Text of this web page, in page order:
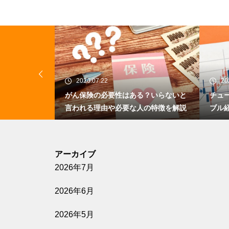
2026.07.22
がん保険の必要性はある？いらないと
言われる理由や必要な人の特徴を解説
チュ
ブル
アーカイブ
2026年7月
2026年6月
2026年5月